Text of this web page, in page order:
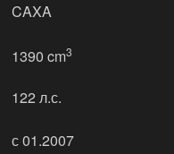
CAXA
1390 cm3
122 л.с.
с 01.2007